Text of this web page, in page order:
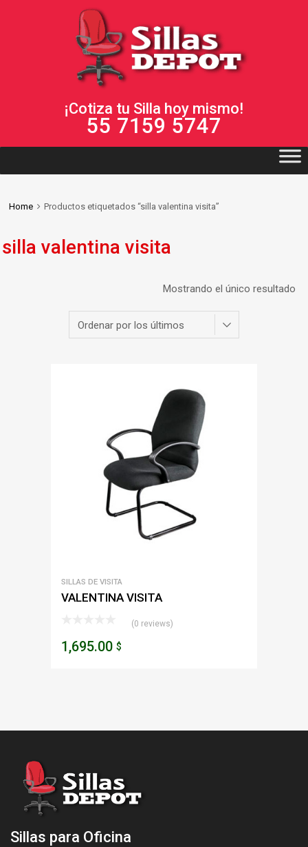
¡Cotiza tu Silla hoy mismo!
55 7159 5747
Home Productos etiquetados “silla valentina visita”
silla valentina visita
Mostrando el único resultado
SILLAS DE VISITA
VALENTINA VISITA
(0 reviews)
1,695.00 $
Sillas para Oficina